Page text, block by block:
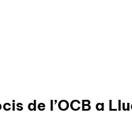
de l’OCB a